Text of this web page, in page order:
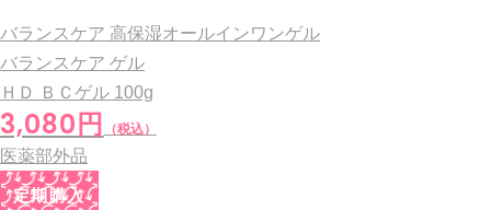
バランスケア 高保湿オールインワンゲル
バランスケア ゲル
ＨＤ ＢＣゲル 100g
3,080円 （税込）
医薬部外品
定期購入